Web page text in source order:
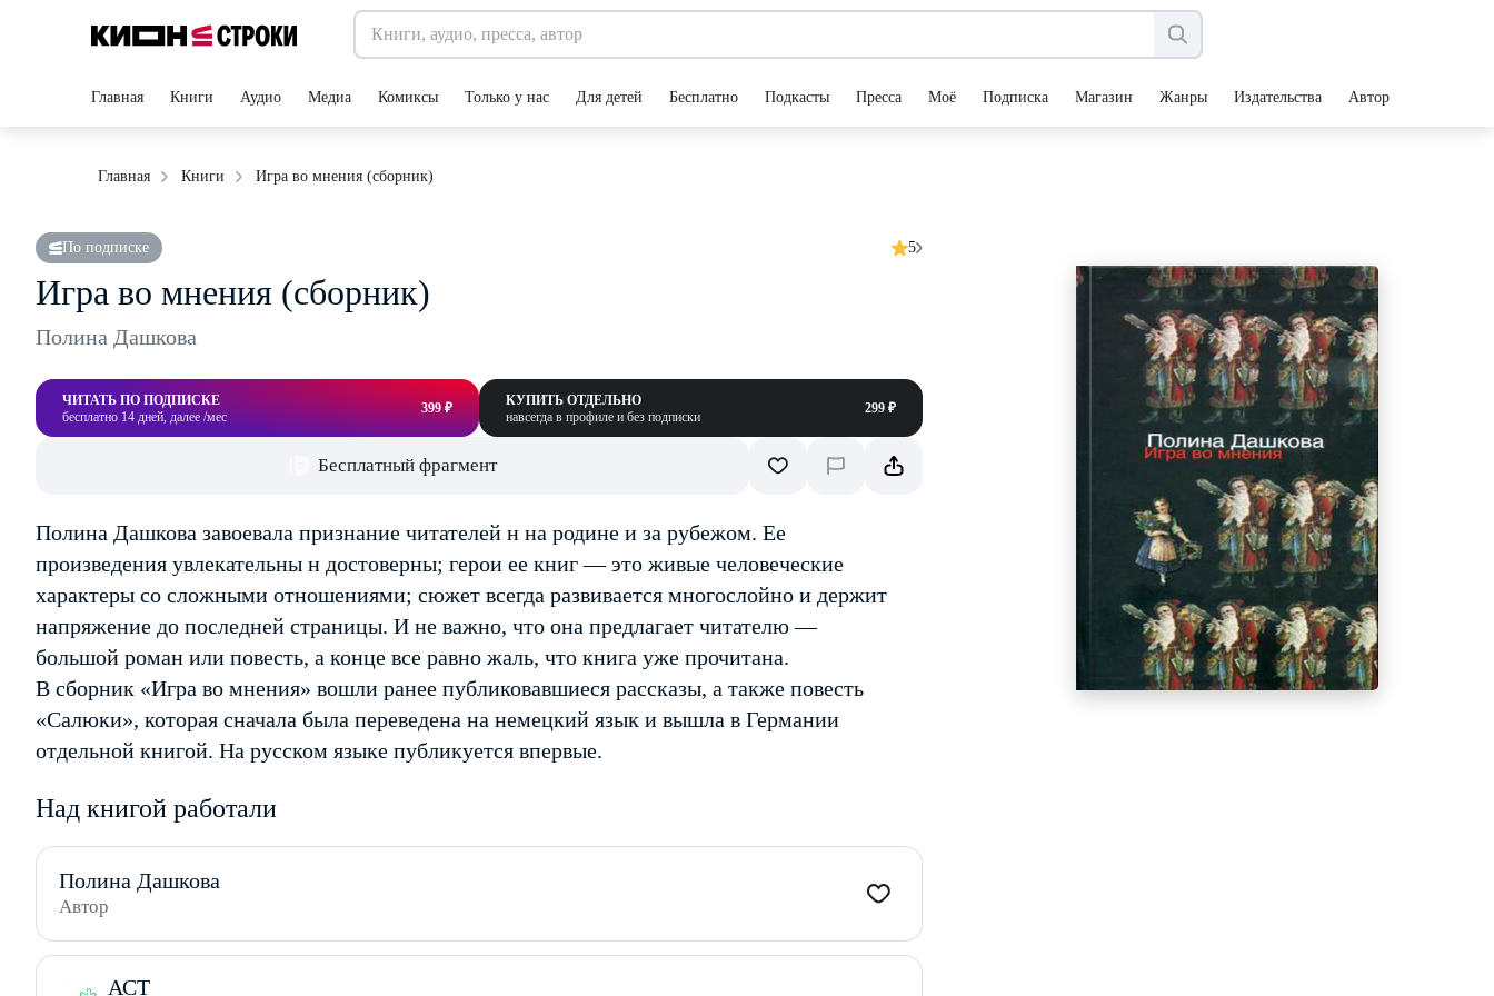
Главная Книги Аудио Медиа Комиксы Только у нас Для детей Бесплатно Подкасты Пресса Моё Подписка Магазин Жанры Издательства Авторы
Главная Книги Игра во мнения (сборник)
По подписке 5
Игра во мнения (сборник)
Полина Дашкова
ЧИТАТЬ ПО ПОДПИСКЕ
бесплатно 14 дней, далее /мес
399 ₽
КУПИТЬ ОТДЕЛЬНО
навсегда в профиле и без подписки
299 ₽
Бесплатный фрагмент
Полина Дашкова завоевала признание читателей н на родине и за рубежом. Ее
произведения увлекательны н достоверны; герои ее книг — это живые человеческие
характеры со сложными отношениями; сюжет всегда развивается многослойно и держит
напряжение до последней страницы. И не важно, что она предлагает читателю —
большой роман или повесть, а конце все равно жаль, что книга уже прочитана.
В сборник «Игра во мнения» вошли ранее публиковавшиеся рассказы, а также повесть
«Салюки», которая сначала была переведена на немецкий язык и вышла в Германии
отдельной книгой. На русском языке публикуется впервые.
Над книгой работали
Полина Дашкова
Автор
АСТ